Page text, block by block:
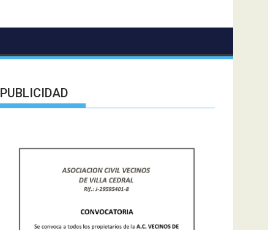
PUBLICIDAD